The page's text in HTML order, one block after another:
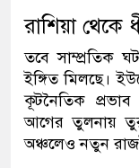
রাশিয়া থেকে
তবে সাম্প্রতিক
ইঙ্গিত মিলছে।
কূটনৈতিক প্রভাব
আগের তুলনায়
অঞ্চলেও নতুন